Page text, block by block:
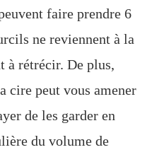
faire prendre 6
ne reviennent à la
à rétrécir. De plus,
cire peut vous amener
de les garder en
du volume de